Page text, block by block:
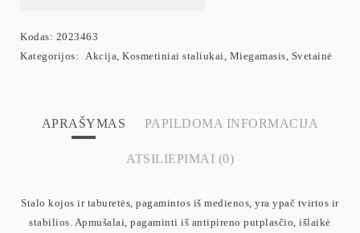
Kodas: 2023463
Kategorijos: Akcija, Kosmetiniai staliukai, Miegamasis, Svetainė
APRAŠYMAS PAPILDOMA INFORMACIJA
ATSILIEPIMAI (0)
Stalo kojos ir taburetės, pagamintos iš medienos, yra ypač tvirtos ir
stabilios. Apmušalai, pagaminti iš antipireno putplasčio, išlaikė